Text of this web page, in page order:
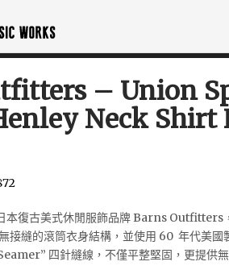
– Union
Neck Shirt
本復古美式休閒服飾品牌 Barns
接縫的滾筒衣身結構，並使用 60 年代美
四針縫線，不僅平整堅固，更提供